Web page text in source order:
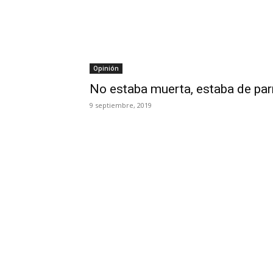
Opinión
No estaba muerta, estaba de
9 septiembre, 2019